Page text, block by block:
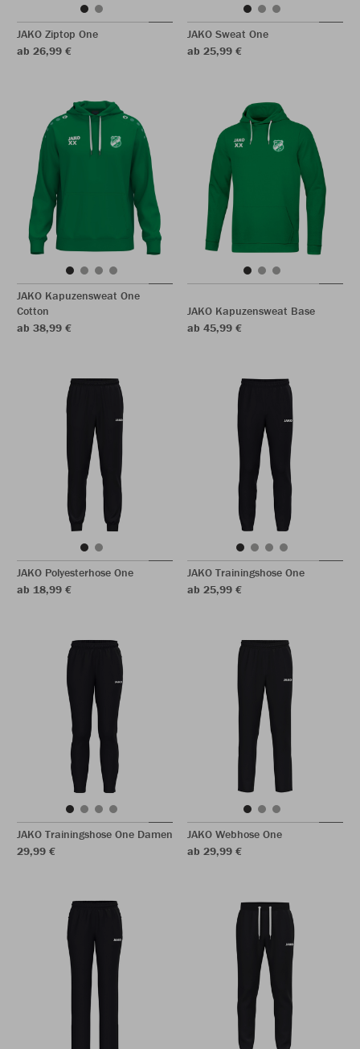
JAKO Ziptop One
ab 26,99 €
JAKO Sweat One
ab 25,99 €
JAKO Kapuzensweat One
Cotton
ab 38,99 €
JAKO Kapuzensweat Base
ab 45,99 €
JAKO Polyesterhose One
ab 18,99 €
JAKO Trainingshose One
ab 25,99 €
JAKO Trainingshose One Damen
29,99 €
JAKO Webhose One
ab 29,99 €